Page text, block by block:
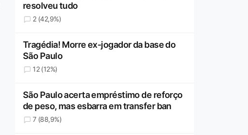
resolveu tudo
2 (42,9%)
Tragédia! Morre ex-jogador da base do
São Paulo
12 (12%)
São Paulo acerta empréstimo de reforço
de peso, mas esbarra em transfer ban
7 (88,9%)